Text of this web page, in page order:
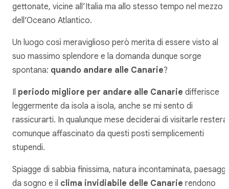
gettonate, vicine all’Italia ma allo stesso tempo nel mezzo
dell’Oceano Atlantico.
Un luogo così meraviglioso però merita di essere visto al
suo massimo splendore e la domanda dunque sorge
spontana: quando andare alle Canarie?
Il periodo migliore per andare alle Canarie differisce
leggermente da isola a isola, anche se mi sento di
rassicurarti. In qualunque mese deciderai di visitarle resterai
comunque affascinato da questi posti semplicementi
stupendi.
Spiagge di sabbia finissima, natura incontaminata, paesaggi
da sogno e il clima invidiabile delle Canarie rendono